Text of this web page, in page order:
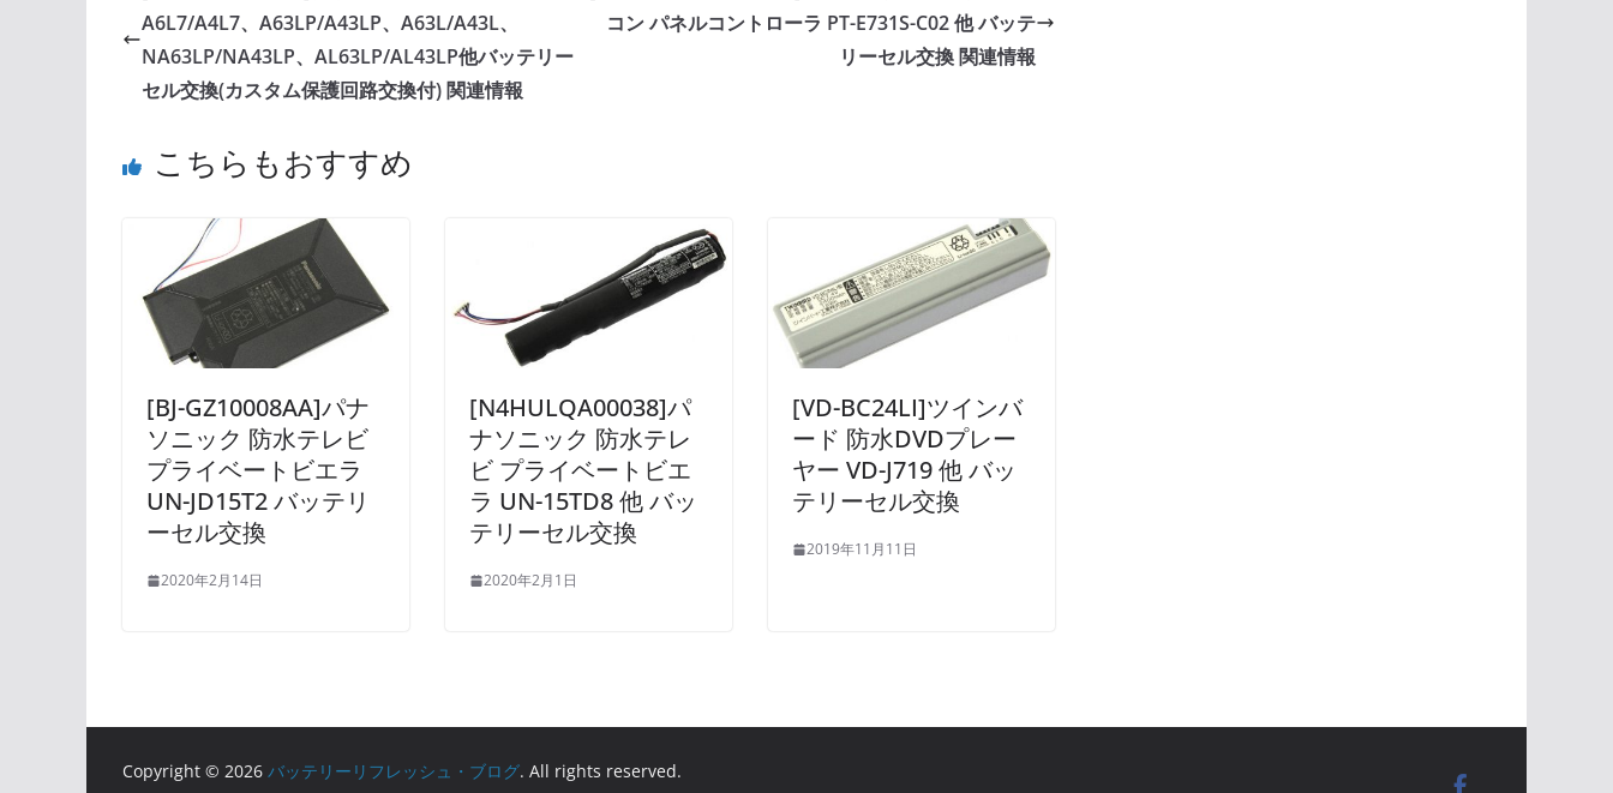
A6L7/A4L7、A63LP/A43LP、A63L/A43L、
NA63LP/NA43LP、AL63LP/AL43LP他バッテリー
セル交換(カスタム保護回路交換付) 関連情報
コン パネルコントローラ PT-E731S-C02 他 バッテ
リーセル交換 関連情報
こちらもおすすめ
[BJ-GZ10008AA]パナ
ソニック 防水テレビ
プライベートビエラ
UN-JD15T2 バッテリ
ーセル交換
2020年2月14日
[N4HULQA00038]パ
ナソニック 防水テレ
ビ プライベートビエ
ラ UN-15TD8 他 バッ
テリーセル交換
2020年2月1日
[VD-BC24LI]ツインバ
ード 防水DVDプレー
ヤー VD-J719 他 バッ
テリーセル交換
2019年11月11日
Copyright © 2026 バッテリーリフレッシュ・ブログ. All rights reserved.